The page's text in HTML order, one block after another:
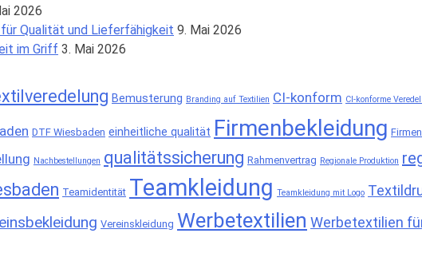
2026
Qualität und Lieferfähigkeit 9. Mai 2026
im Griff 3. Mai 2026
Bemusterung Branding auf Textilien CI-konform CI-konforme
DTF Wiesbaden einheitliche qualität Firmenbekleidung
Nachbestellungen qualitätssicherung Rahmenvertrag Regionale Produktion
Teamidentität Teamkleidung Teamkleidung mit Logo
Vereinskleidung Werbetextilien Werbetextilien